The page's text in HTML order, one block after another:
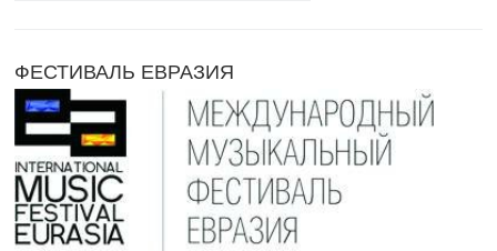
ФЕСТИВАЛЬ ЕВРАЗИЯ